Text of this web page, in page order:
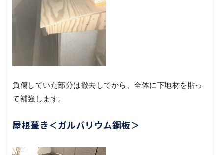
負傷していた部分は撤去してから、全体に下地材を貼っ
て補強します。
屋根葺き＜ガルバリウム鋼板＞